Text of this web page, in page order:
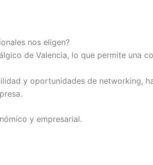
nos eligen?
de Valencia, lo que permite una
y oportunidades de networking,
y empresarial.